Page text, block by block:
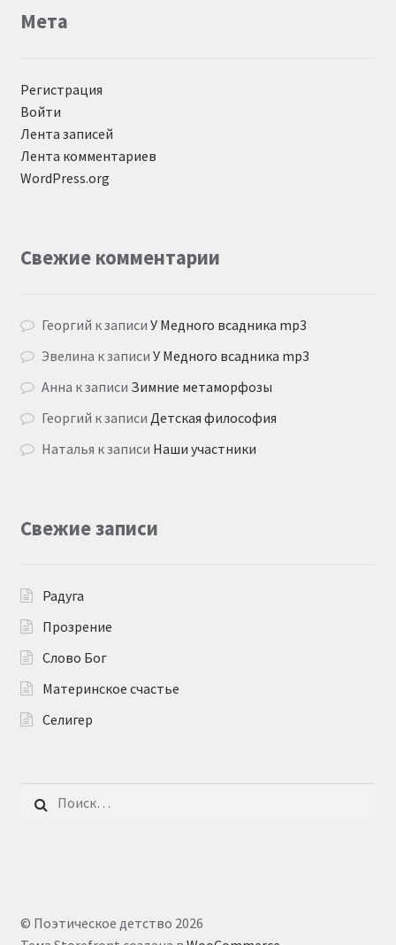
Мета
Регистрация
Войти
Лента записей
Лента комментариев
WordPress.org
Свежие комментарии
Георгий к записиУ Медного всадника mp3
Эвелина к записиУ Медного всадника mp3
Анна к записи Зимние метаморфозы
Георгий к записи Детская философия
Наталья к записи Наши участники
Свежие записи
Радуга
Прозрение
Слово Бог
Материнское счастье
Селигер
Найти:
© Поэтическое детство 2026